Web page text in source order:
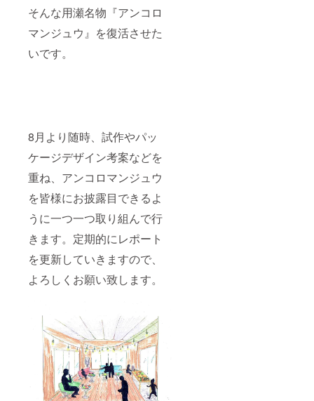
そんな用瀬名物『アンコロ
マンジュウ』を復活させた
いです。
8月より随時、試作やパッ
ケージデザイン考案などを
重ね、アンコロマンジュウ
を皆様にお披露目できるよ
うに一つ一つ取り組んで行
きます。定期的にレポート
を更新していきますので、
よろしくお願い致します。